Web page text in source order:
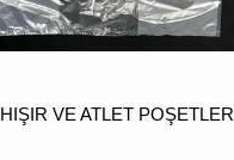
HIŞIR VE ATLET POŞETLER